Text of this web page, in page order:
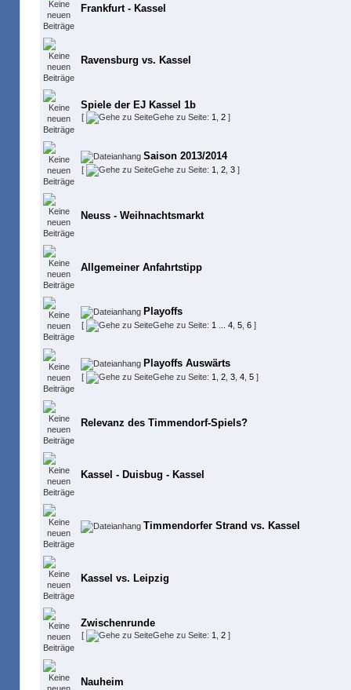
Frankfurt - Kassel
Ravensburg vs. Kassel
Spiele der EJ Kassel 1b
[ Gehe zu Seite: 1 2 ]
Saison 2013/2014
[ Gehe zu Seite: 1 2 3 ]
Neuss - Weihnachtsmarkt
Allgemeiner Anfahrtstipp
Playoffs
[ Gehe zu Seite: 1 4 5 6 ]
Playoffs Auswärts
[ Gehe zu Seite: 1 2 3 4 5 ]
Relevanz des Timmendorf-Spiels?
Kassel - Duisbug - Kassel
Timmendorfer Strand vs. Kassel
Kassel vs. Leipzig
Zwischenrunde
[ Gehe zu Seite: 1 2 ]
Nauheim